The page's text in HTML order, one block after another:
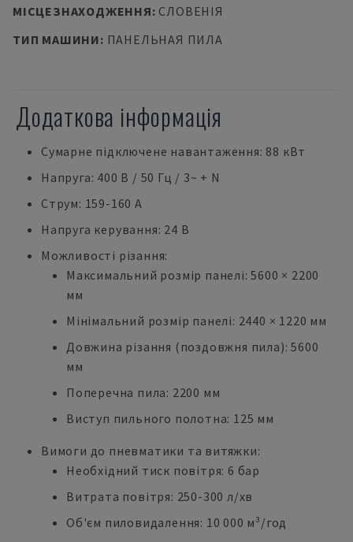
МІСЦЕЗНАХОДЖЕННЯ: СЛОВЕНІЯ
ТИП МАШИНИ: ПАНЕЛЬНАЯ ПИЛА
Додаткова інформація
Сумарне підключене навантаження: 88 кВт
Напруга: 400 В / 50 Гц / 3~ + N
Струм: 159-160 А
Напруга керування: 24 В
Можливості різання:
Максимальний розмір панелі: 5600 × 2200
мм
Мінімальний розмір панелі: 2440 × 1220 мм
Довжина різання (поздовжня пила): 5600
мм
Поперечна пила: 2200 мм
Виступ пильного полотна: 125 мм
Вимоги до пневматики та витяжки:
Необхідний тиск повітря: 6 бар
Витрата повітря: 250-300 л/хв
Об'єм пиловидалення: 10 000 м³/год